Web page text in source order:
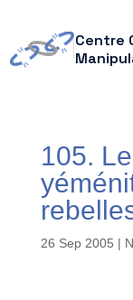
Centre
105.
26 Sep 2005 |